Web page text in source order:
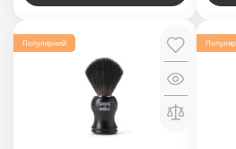
Популярний